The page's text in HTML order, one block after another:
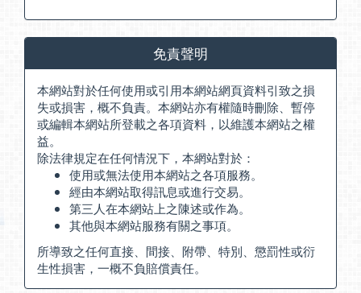
免責聲明
本網站對於任何使用或引用本網站網頁資料引致之損
失或損害，概不負責。本網站亦有權隨時刪除、暫停
或編輯本網站所登載之各項資料，以維護本網站之權
益。
除法律規定在任何情況下，本網站對於：
使用或無法使用本網站之各項服務。
經由本網站取得訊息或進行交易。
第三人在本網站上之陳述或作為。
其他與本網站服務有關之事項。
所導致之任何直接、間接、附帶、特別、懲罰性或衍
生性損害，一概不負賠償責任。